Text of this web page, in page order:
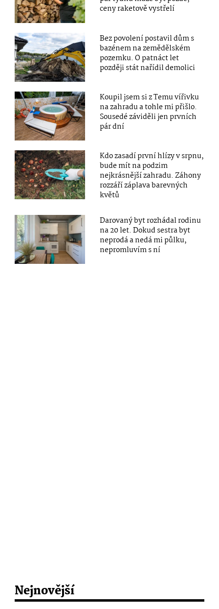
ceny raketově vystřelí
Bez povolení postavil dům s
bazénem na zemědělském
pozemku. O patnáct let
později stát nařídil demolici
Koupil jsem si z Temu vířivku
na zahradu a tohle mi přišlo.
Sousedé záviděli jen prvních
pár dní
Kdo zasadí první hlízy v srpnu,
bude mít na podzim
nejkrásnější zahradu. Záhony
rozzáří záplava barevných
květů
Darovaný byt rozhádal rodinu
na 20 let. Dokud sestra byt
neprodá a nedá mi půlku,
nepromluvím s ní
Nejnovější